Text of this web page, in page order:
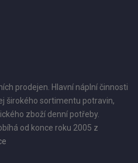
prodejen. Hlavní náplní činnosti
širokého sortimentu potravin,
zboží denní potřeby.
od konce roku 2005 z